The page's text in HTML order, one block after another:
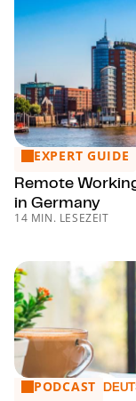
Remote Working
EXPERT GUIDE
Remote
in Germany
14 MIN. LESEZEIT
Trans­for­ma­ti­on &
PODCAST